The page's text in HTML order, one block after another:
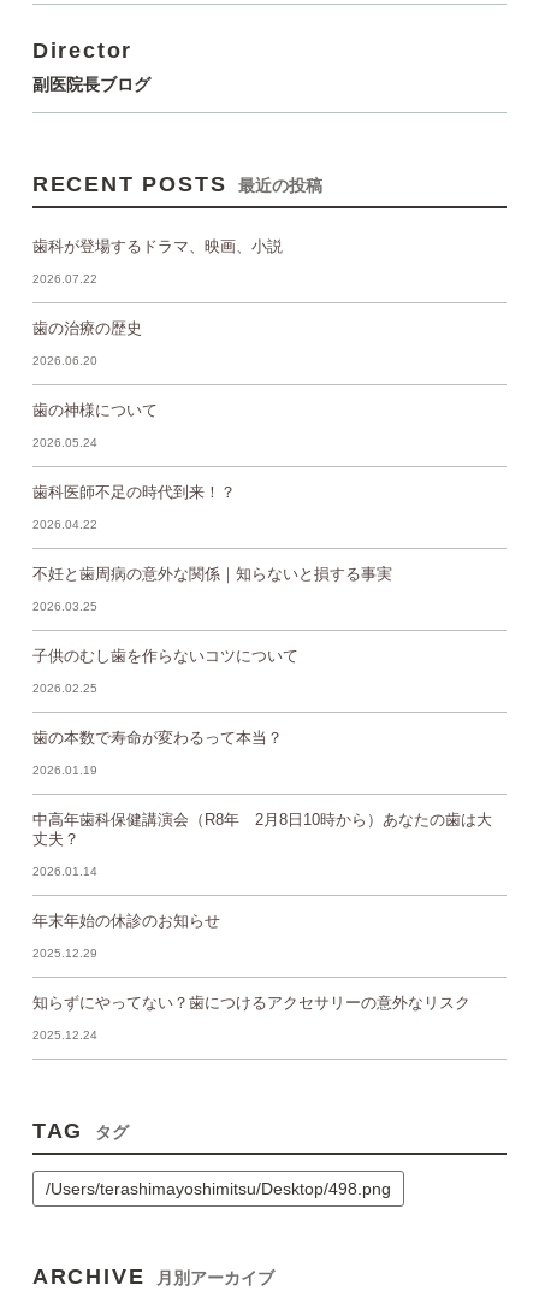
Director
副医院長ブログ
RECENT POSTS 最近の投稿
歯科が登場するドラマ、映画、小説
2026.07.22
歯の治療の歴史
2026.06.20
歯の神様について
2026.05.24
歯科医師不足の時代到来！？
2026.04.22
不妊と歯周病の意外な関係｜知らないと損する事実
2026.03.25
子供のむし歯を作らないコツについて
2026.02.25
歯の本数で寿命が変わるって本当？
2026.01.19
中高年歯科保健講演会（R8年 2月8日10時から）あなたの歯は大
丈夫？
2026.01.14
年末年始の休診のお知らせ
2025.12.29
知らずにやってない？歯につけるアクセサリーの意外なリスク
2025.12.24
TAG タグ
/Users/terashimayoshimitsu/Desktop/498.png
ARCHIVE 月別アーカイブ